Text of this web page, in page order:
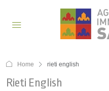
Home rieti english
Rieti English